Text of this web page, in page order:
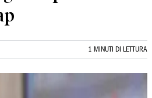
1 MINUTI DI LETTURA